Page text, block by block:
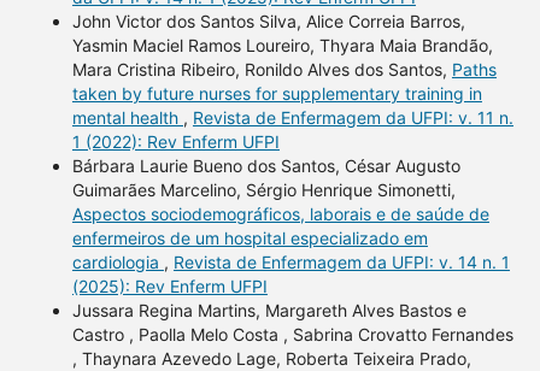
John Victor dos Santos Silva, Alice Correia Barros,
Yasmin Maciel Ramos Loureiro, Thyara Maia Brandão,
Mara Cristina Ribeiro, Ronildo Alves dos Santos, Paths
taken by future nurses for supplementary training in
mental health , Revista de Enfermagem da UFPI: v. 11 n.
1 (2022): Rev Enferm UFPI
Bárbara Laurie Bueno dos Santos, César Augusto
Guimarães Marcelino, Sérgio Henrique Simonetti,
Aspectos sociodemográficos, laborais e de saúde de
enfermeiros de um hospital especializado em
cardiologia , Revista de Enfermagem da UFPI: v. 14 n. 1
(2025): Rev Enferm UFPI
Jussara Regina Martins, Margareth Alves Bastos e
Castro , Paolla Melo Costa , Sabrina Crovatto Fernandes
, Thaynara Azevedo Lage, Roberta Teixeira Prado,